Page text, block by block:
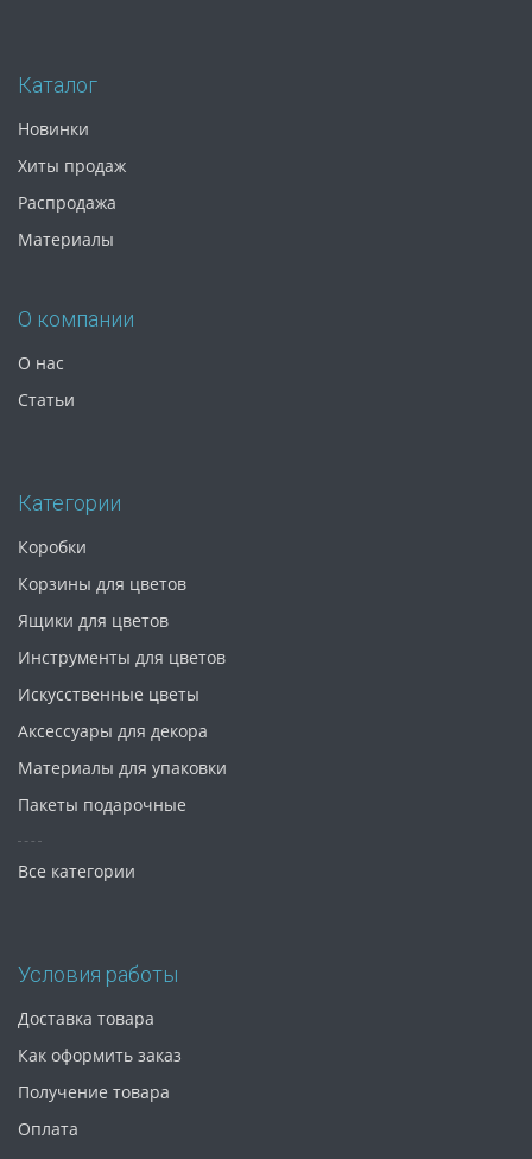
Каталог
Новинки
Хиты продаж
Распродажа
Материалы
О компании
О нас
Статьи
Категории
Коробки
Корзины для цветов
Ящики для цветов
Инструменты для цветов
Искусственные цветы
Аксессуары для декора
Материалы для упаковки
Пакеты подарочные
Все категории
Условия работы
Доставка товара
Как оформить заказ
Получение товара
Оплата